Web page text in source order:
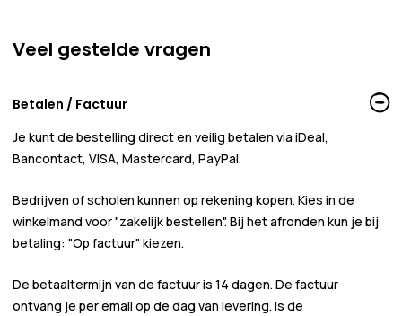
Veel gestelde vragen
Betalen / Factuur
Je kunt de bestelling direct en veilig betalen via iDeal,
Bancontact, VISA, Mastercard, PayPal.
Bedrijven of scholen kunnen op rekening kopen. Kies in de
winkelmand voor"zakelijk bestellen". Bij het afronden kun je bij
betaling: "Op factuur" kiezen.
De betaaltermijn van de factuur is 14 dagen. De factuur
ontvang je per email op de dag van levering. Is de